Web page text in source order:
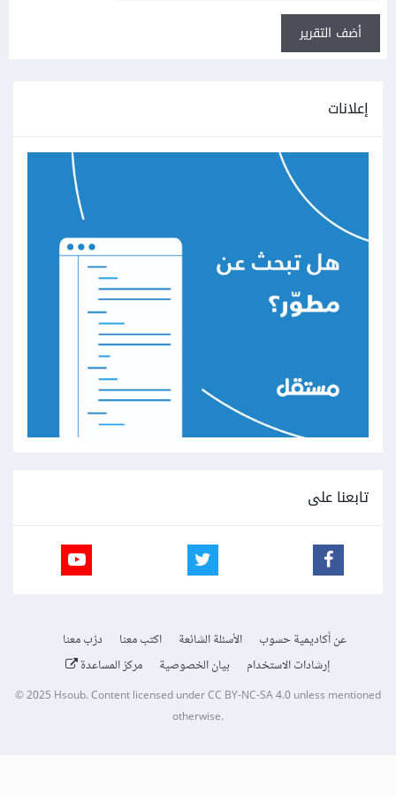
أضف التقرير
إعلانات
تابعنا على
عن أكاديمية حسوب الأسئلة الشائعة اكتب معنا
درّب معنا
إرشادات الاستخدام
بيان الخصوصية مركز المساعدة
© 2025 Hsoub.Content licensed underCC BY-NC-SA 4.0unless mentioned
otherwise.